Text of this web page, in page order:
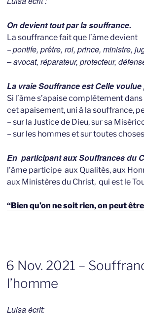
On devient tout par la souffrance.
La souffrance fait que l’âme devient
– pontife, prêtre, roi, prince, ministre,
– avocat, réparateur, protecteur,
La vraie Souffrance est Celle voulue
Si l’âme s’apaise complètement
cet apaisement, uni à la souffrance,
– sur la Justice de Dieu, sur sa
– sur les hommes et sur toutes
En participant aux Souffrances du
l’âme participe aux Qualités, aux
aux Ministères du Christ, qui est le
“Bien qu’on ne soit rien, on peut
GEPLAATST
OP
6 Nov. 2021 –
l’homme
Luisa écrit: